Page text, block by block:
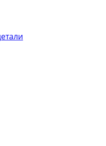
из квадрата, трубы